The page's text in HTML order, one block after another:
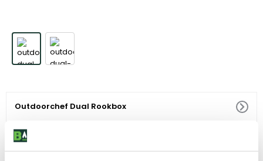
Outdoorchef Dual Rookbox
34,